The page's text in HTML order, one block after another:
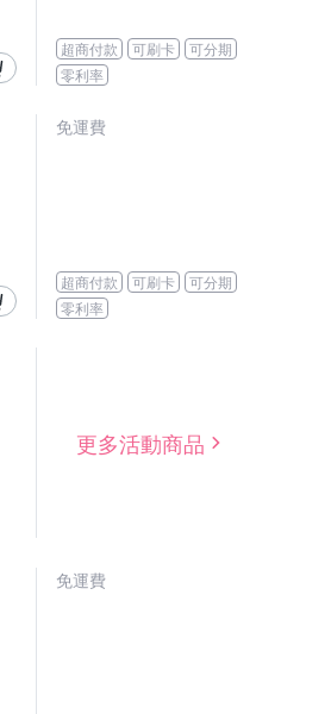
超商付款 可刷卡
可分期
零利率
免運費
超商付款 可刷卡
可分期
零利率
更多活動商品
免運費